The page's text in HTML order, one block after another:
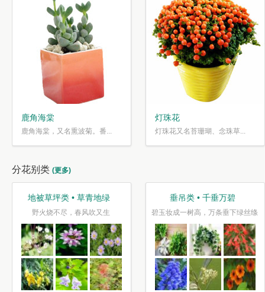
鹿角海棠
鹿角海棠，又名熏波菊。番...
灯珠花
灯珠花又名苔珊瑚、念珠草...
分花别类 (更多)
地被草坪类 • 草青地绿
野火烧不尽，春风吹又生
垂吊类 • 千垂万碧
碧玉妆成一树高，万条垂下绿丝绦